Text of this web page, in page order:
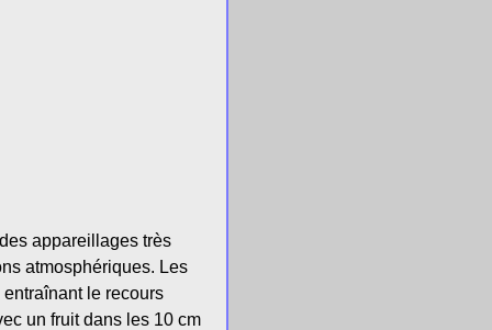
appareillages très
atmosphériques. Les
le recours
un fruit dans les 10 cm